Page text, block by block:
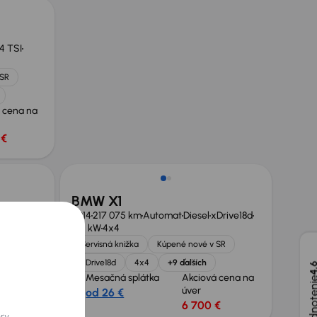
TSI
na
BMW X1
2014217 075 kmAutomatDieselxDrive18d
105 kW4x4
Servisná knižka
Kúpené nové v SR
xDrive18d
4x4 +9 ďalších
Mesačná splátka
od 26 €
Akciová cena na
úver
6 700 €
Možnosť odpočtu DPH